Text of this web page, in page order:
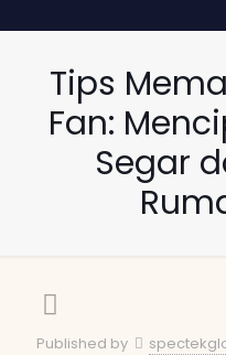
Tips
Fan:
Segar
Published by